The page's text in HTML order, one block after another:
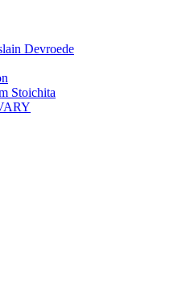
Devroede
Stoichita